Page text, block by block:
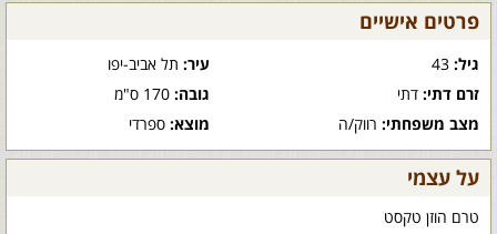
פרטים אישיים
גיל: עיר:תל אביב-יפו
זרם דתי: דתי גובה:170 ס"מ
מצב משפחתי: רווק/ה מוצא:ספרדי
על עצמי
טרם הוזן טקסט